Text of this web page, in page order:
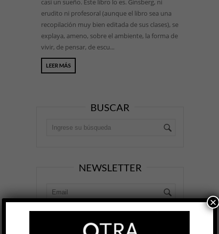
casi un sueño. Este libro lo es. Ginsberg, ni
erudito ni profesoral (aunque el libro sea una
recopilación muy bien editada de sus clases), se
explaya, ameno, sobre el ambiente, la forma de
vivir, de pensar, de escu...
LEER MÁS
BUSCAR
NEWSLETTER
×